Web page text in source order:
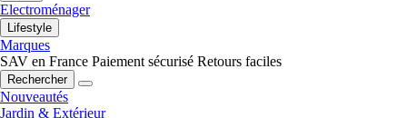
Electroménager
Lifestyle
Marques
SAV en France Paiement sécurisé Retours faciles
Rechercher
Nouveautés
Jardin & Extérieur